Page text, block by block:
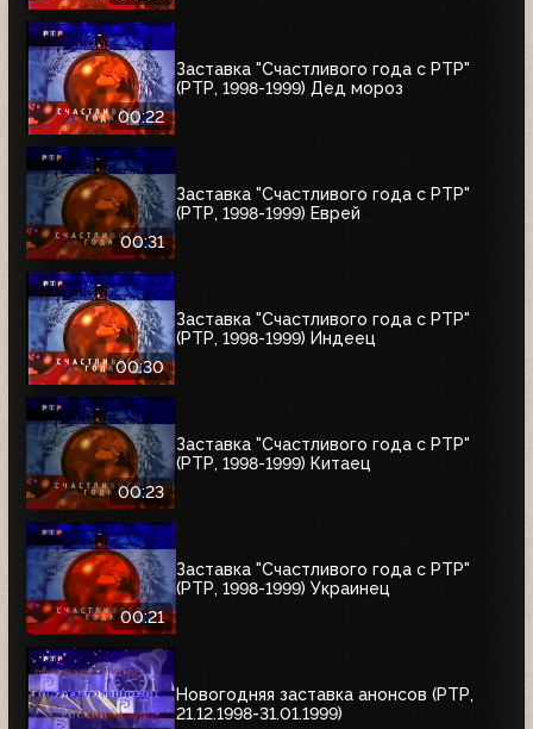
00:22
Заставка "Счастливого года с РТР"
(РТР, 1998-1999) Дед мороз
00:31
Заставка "Счастливого года с РТР"
(РТР, 1998-1999) Еврей
00:30
Заставка "Счастливого года с РТР"
(РТР, 1998-1999) Индеец
00:23
Заставка "Счастливого года с РТР"
(РТР, 1998-1999) Китаец
00:21
Заставка "Счастливого года с РТР"
(РТР, 1998-1999) Украинец
Новогодняя заставка анонсов (РТР,
21.12.1998-31.01.1999)